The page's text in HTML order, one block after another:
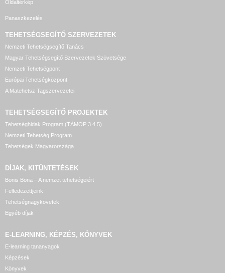
Oldaltérkép
Panaszkezelés
TEHETSÉGSEGÍTŐ SZERVEZETEK
Nemzeti Tehetségsegítő Tanács
Magyar Tehetségsegítő Szervezetek Szövetsége
Nemzeti Tehetségpont
Európai Tehetségközpont
A Matehetsz Tagszervezetei
TEHETSÉGSEGÍTŐ PROJEKTEK
Tehetséghidak Program (TÁMOP 3.4.5)
Nemzeti Tehetség Program
Tehetségek Magyarországa
DÍJAK, KITÜNTETÉSEK
Bonis Bona – A nemzet tehetségeiért
Felfedezettjeink
Tehetségnagykövetek
Egyéb díjak
E-LEARNING, KÉPZÉS, KÖNYVEK
E-learning tananyagok
Képzések
Könyvek